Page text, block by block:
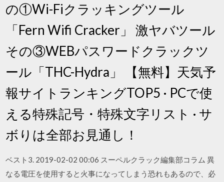
の①Wi-Fiクラッキングツール
「Fern Wifi Cracker」 激ヤバツール
その③WEBパスワードクラックツ
ール「THC-Hydra」 【無料】天気予
報サイトランキングTOP5 · PCで使
える特殊記号・特殊文字リスト · サ
ボりは全部お見通し！
ベスト3. 2019-02-02 00:06 スーペルクラック編集部コラム 異
なる電圧を使用すると火事になってしまう恐れもあるので、必